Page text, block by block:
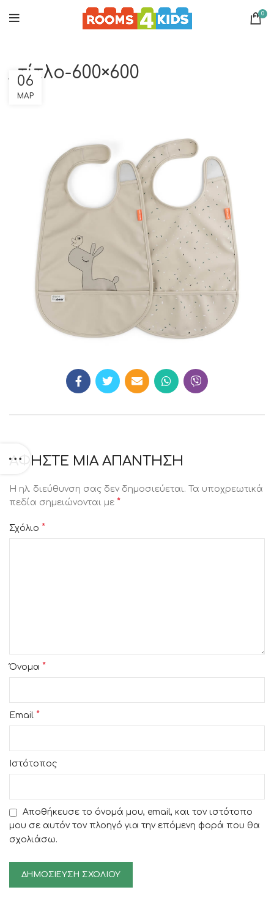
0
_τίτλο-600×600
06
ΜΑΡ
ΑΦΉΣΤΕ ΜΙΑ ΑΠΆΝΤΗΣΗ
Η ηλ. διεύθυνση σας δεν δημοσιεύεται.
Τα υποχρεωτικά
πεδία σημειώνονται με *
Σχόλιο *
Όνομα *
Email *
Ιστότοπος
Αποθήκευσε το όνομά μου, email, και τον ιστότοπο
μου σε αυτόν τον πλοηγό για την επόμενη φορά που θα
σχολιάσω.